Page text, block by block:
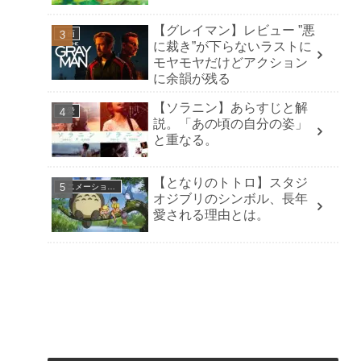
洋画
【グレイマン】レビュー ”悪
に裁き”が下らないラストに
モヤモヤだけどアクション
に余韻が残る
恋愛
【ソラニン】あらすじと解
説。「あの頃の自分の姿」
と重なる。
【となりのトトロ】スタジ
オジブリのシンボル、長年
愛される理由とは。